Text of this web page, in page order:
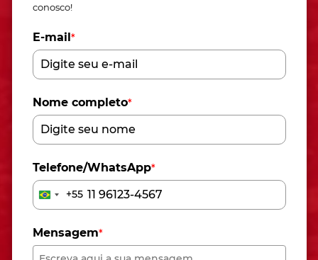
conosco!
E-mail*
Nome completo*
Telefone/WhatsApp*
Brazil
+55
+55
Mensagem*